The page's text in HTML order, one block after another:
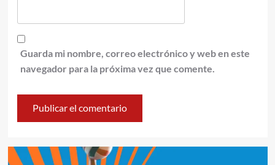
Guarda mi nombre, correo electrónico y web en este
navegador para la próxima vez que comente.